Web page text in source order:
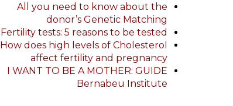
All you need to know about the
donor’s Genetic Matching
Fertility tests: 5 reasons to be tested
How does high levels of Cholesterol
affect fertility and pregnancy
I WANT TO BE A MOTHER: GUIDE
Bernabeu Institute